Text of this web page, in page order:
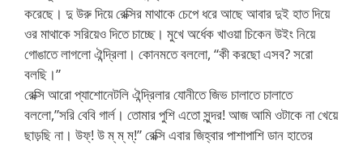
করেছে। দু উরু দিয়ে রেক্সির মাথাকে চেপে ধরে আছে আবার দুই হাত দিয়ে
ওর মাথাকে সরিয়েও দিতে চাচ্ছে। মুখে অর্ধেক খাওয়া চিকেন উইং নিয়ে
গোঙাতে লাগলো ঐন্দ্রিলা। কোনমতে বললো, “কী করছো এসব? সরো
বলছি।”
রেক্সি আরো প্যাশোনেটলি ঐন্দ্রিলার যোনীতে জিভ চালাতে চালাতে
বললো,”সরি বেবি গার্ল। তোমার পুশি এতো সুন্দর! আজ আমি ওটাকে না খেয়ে
ছাড়ছি না। উফ্! উ ম্ ম্ ম্!” রেক্সি এবার জিহ্বার পাশাপাশি ডান হাতের